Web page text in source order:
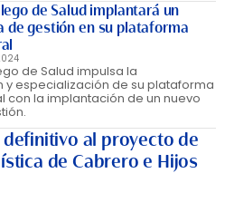
de Salud implantará un
de gestión en su plataforma
de Salud impulsa la
y especialización de su plataforma
con la implantación de un nuevo
al proyecto de
de Cabrero e Hijos